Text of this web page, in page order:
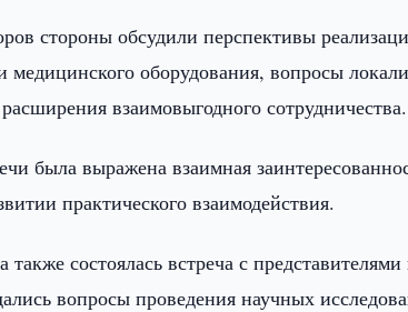
стороны обсудили перспективы
медицинского оборудования, вопросы
взаимовыгодного сотрудничества.
была выражена взаимная
практического взаимодействия.
также состоялась встреча с
вопросы проведения научных